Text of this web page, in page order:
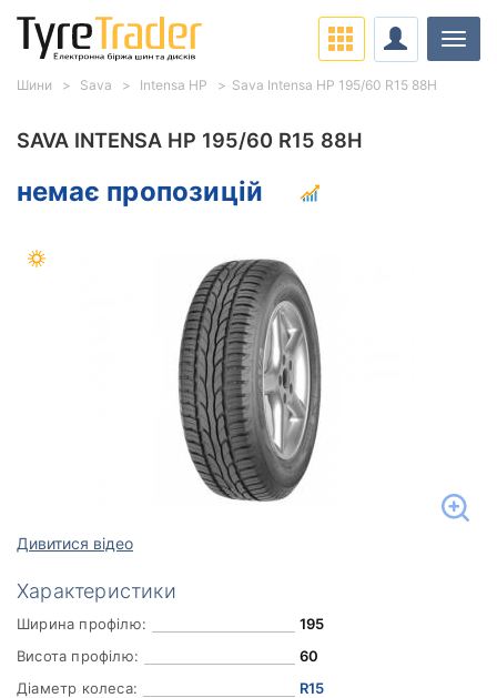
SAVA INTENSA HP 195/60 R15 88H
немає пропозицій
Дивитися відео
Характеристики
Ширина профілю:
195
Висота профілю:
60
Діаметр колеса:
R15
Шини Sava Intensa HP Sava Intensa HP 195/60 R15 88H